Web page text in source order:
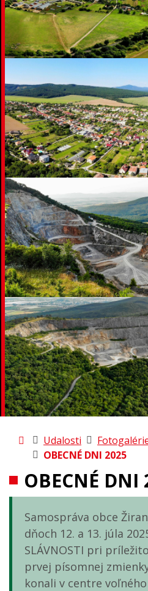
Úvodná stránka
Udalosti
OBECNÉ DNI 2025
OBECNÉ DNI
Samospráva obce
dňoch 12. a 13. júla
SLÁVNOSTI pri
prvej písomnej
konali v centre